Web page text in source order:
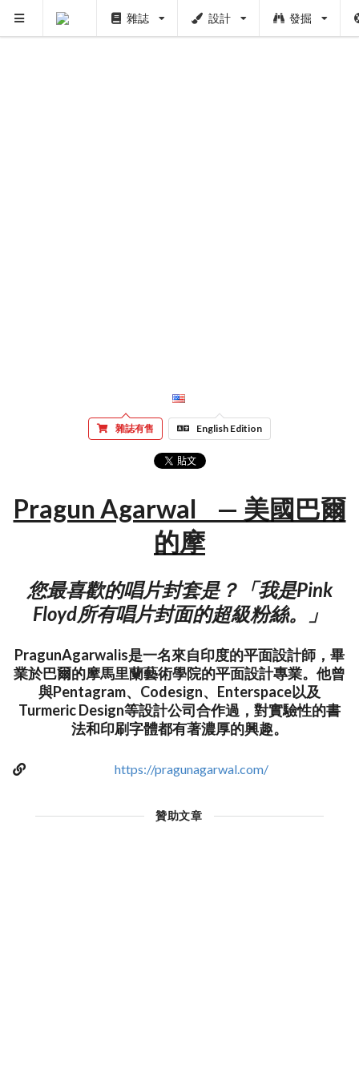
雜誌 設計 發掘
雜誌有售 English Edition
Pragun Agarwal — 美國巴爾
的摩
您最喜歡的唱片封套是？「我是Pink
Floyd所有唱片封面的超級粉絲。」
PragunAgarwalis是一名來自印度的平面設計師，畢
業於巴爾的摩馬里蘭藝術學院的平面設計專業。他曾
與Pentagram、Codesign、Enterspace以及
Turmeric Design等設計公司合作過，對實驗性的書
法和印刷字體都有著濃厚的興趣。
https://pragunagarwal.com/
贊助文章